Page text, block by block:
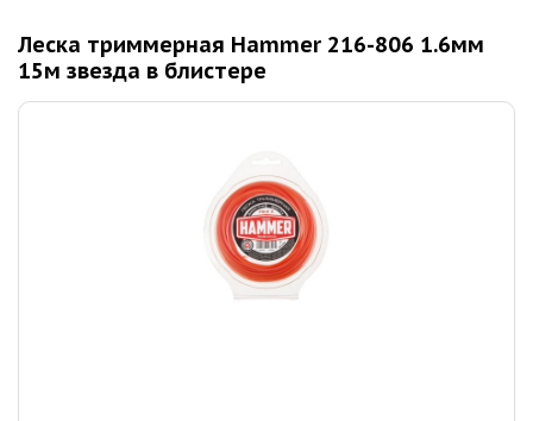
Леска триммерная Hammer 216-806 1.6мм
15м звезда в блистере